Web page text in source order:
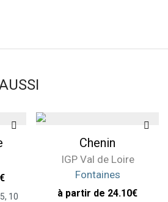
€
10
Chenin
IGP Val de Loire
Fontaines
à partir de 24.10€